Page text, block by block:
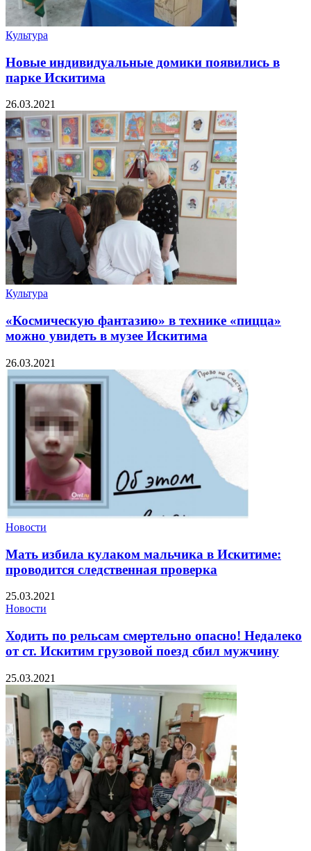
Культура
Новые индивидуальные домики появились в
парке Искитима
26.03.2021
Культура
«Космическую фантазию» в технике «пицца»
можно увидеть в музее Искитима
26.03.2021
Новости
Мать избила кулаком мальчика в Искитиме:
проводится следственная проверка
25.03.2021
Новости
Ходить по рельсам смертельно опасно! Недалеко
от ст. Искитим грузовой поезд сбил мужчину
25.03.2021